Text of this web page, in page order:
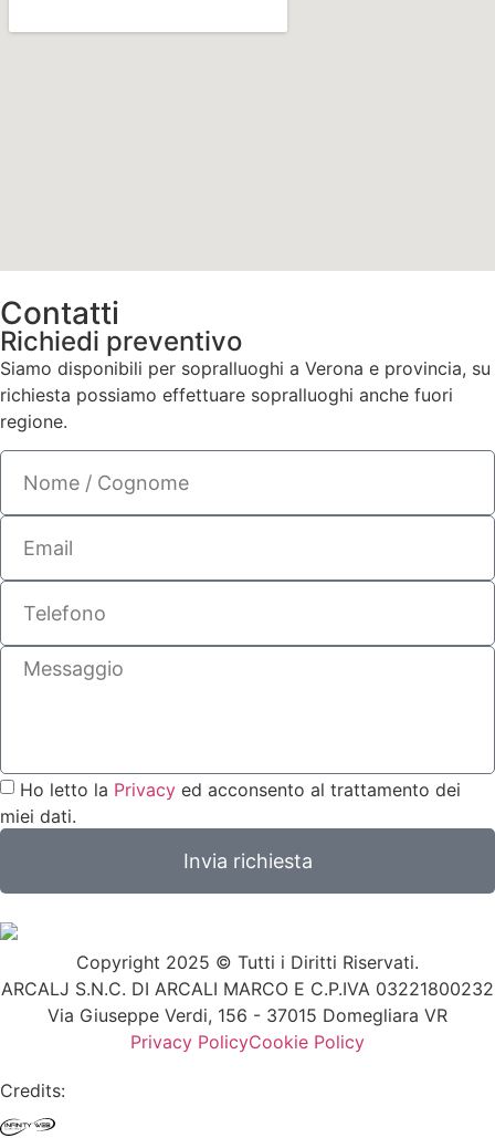
Contatti
Richiedi preventivo
Siamo disponibili per sopralluoghi a Verona e provincia, su
richiesta possiamo effettuare sopralluoghi anche fuori
regione.
Ho letto la Privacy ed acconsento al trattamento dei
miei dati.
Invia richiesta
Copyright 2025 © Tutti i Diritti Riservati.
ARCALJ S.N.C. DI ARCALI MARCO E C.P.IVA 03221800232
Via Giuseppe Verdi, 156 - 37015 Domegliara VR
Privacy PolicyCookie Policy
Credits: